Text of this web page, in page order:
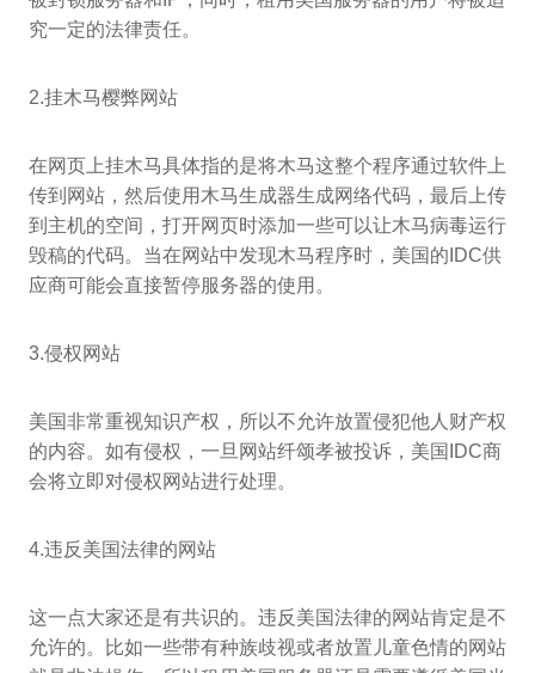
究一定的法律责任。
2.挂木马樱弊网站
在网页上挂木马具体指的是将木马这整个程序通过软件上
传到网站，然后使用木马生成器生成网络代码，最后上传
到主机的空间，打开网页时添加一些可以让木马病毒运行
毁稿的代码。当在网站中发现木马程序时，美国的IDC供
应商可能会直接暂停服务器的使用。
3.侵权网站
美国非常重视知识产权，所以不允许放置侵犯他人财产权
的内容。如有侵权，一旦网站纤颂孝被投诉，美国IDC商
会将立即对侵权网站进行处理。
4.违反美国法律的网站
这一点大家还是有共识的。违反美国法律的网站肯定是不
允许的。比如一些带有种族歧视或者放置儿童色情的网站